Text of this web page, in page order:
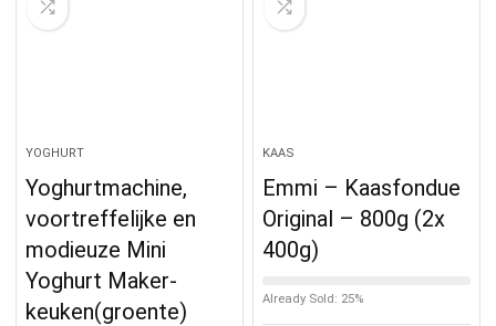
YOGHURT
Yoghurtmachine,
voortreffelijke en
modieuze Mini
Yoghurt Maker-
keuken(groente)
KAAS
Emmi – Kaasfondue
Original – 800g (2x
400g)
Already Sold: 25%